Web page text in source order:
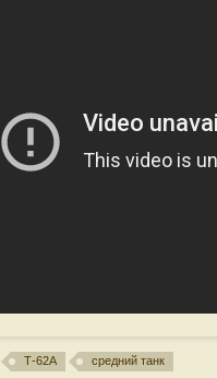
Т-62А средний танк